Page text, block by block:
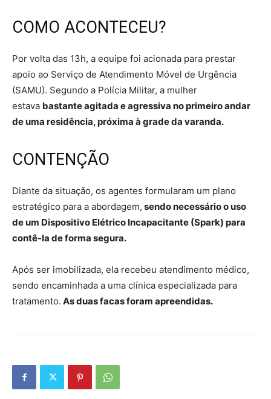
COMO ACONTECEU?
Por volta das 13h, a equipe foi acionada para prestar
apoio ao Serviço de Atendimento Móvel de Urgência
(SAMU). Segundo a Polícia Militar, a mulher
estava bastante agitada e agressiva no primeiro andar
de uma residência, próxima à grade da varanda.
CONTENÇÃO
Diante da situação, os agentes formularam um plano
estratégico para a abordagem, sendo necessário o uso
de um Dispositivo Elétrico Incapacitante (Spark) para
contê-la de forma segura.
Após ser imobilizada, ela recebeu atendimento médico,
sendo encaminhada a uma clínica especializada para
tratamento. As duas facas foram apreendidas.